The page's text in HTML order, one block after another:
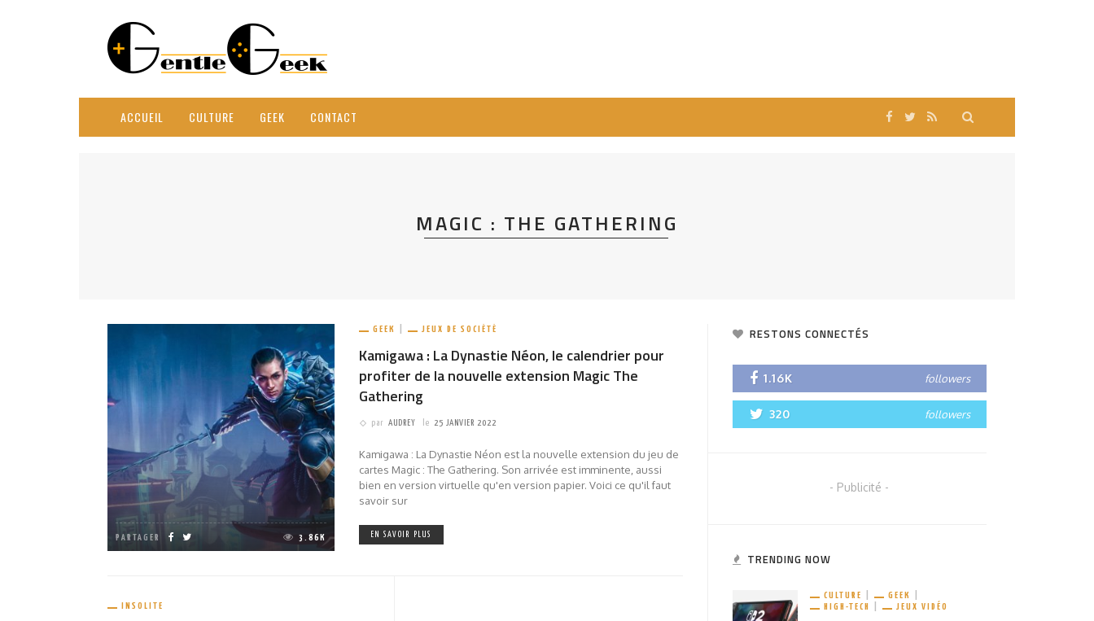
ACCUEIL CULTURE GEEK CONTACT
MAGIC : THE GATHERING
PARTAGER 3.86K
GEEK JEUX DE SOCIÉTÉ
Kamigawa : La Dynastie Néon, le calendrier pour
profiter de la nouvelle extension Magic The
Gathering
par AUDREY le 25 JANVIER 2022
Kamigawa : La Dynastie Néon est la nouvelle extension du jeu de
cartes Magic : The Gathering. Son arrivée est imminente, aussi
bien en version virtuelle qu'en version papier. Voici ce qu'il faut
savoir sur
EN SAVOIR PLUS
INSOLITE
RESTONS CONNECTÉS
1.16K followers
320 followers
- Publicité -
TRENDING NOW
CULTURE
GEEK
HIGH-TECH
JEUX VIDÉO